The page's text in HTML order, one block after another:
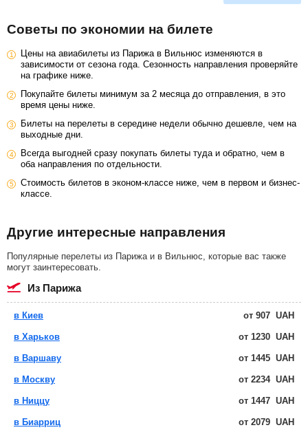
Советы по экономии на билете
Цены на авиабилеты из Парижа в Вильнюс изменяются в
зависимости от сезона года. Сезонность направления проверяйте
на графике ниже.
Покупайте билеты минимум за 2 месяца до отправления, в это
время цены ниже.
Билеты на перелеты в середине недели обычно дешевле, чем на
выходные дни.
Всегда выгодней сразу покупать билеты туда и обратно, чем в
оба направления по отдельности.
Стоимость билетов в эконом-классе ниже, чем в первом и бизнес-
классе.
Другие интересные направления
Популярные перелеты из Парижа и в Вильнюс, которые вас также
могут заинтересовать.
из Парижа
в Киев от 907 UAH
в Харьков от 1230 UAH
в Варшаву от 1445 UAH
в Москву от 2234 UAH
в Ниццу от 1447 UAH
в Биарриц от 2079 UAH